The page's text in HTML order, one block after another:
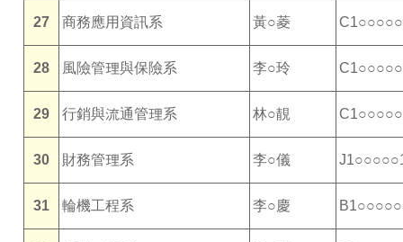
27 商務應用資訊系 黃○菱
28 風險管理與保險系 李○玲
29 行銷與流通管理系 林○靚
30 財務管理系 李○儀
31 輪機工程系 李○慶